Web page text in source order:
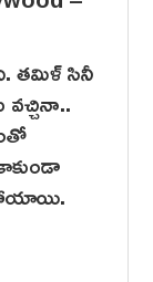
తమిళ్ సినీ
వచ్చినా..